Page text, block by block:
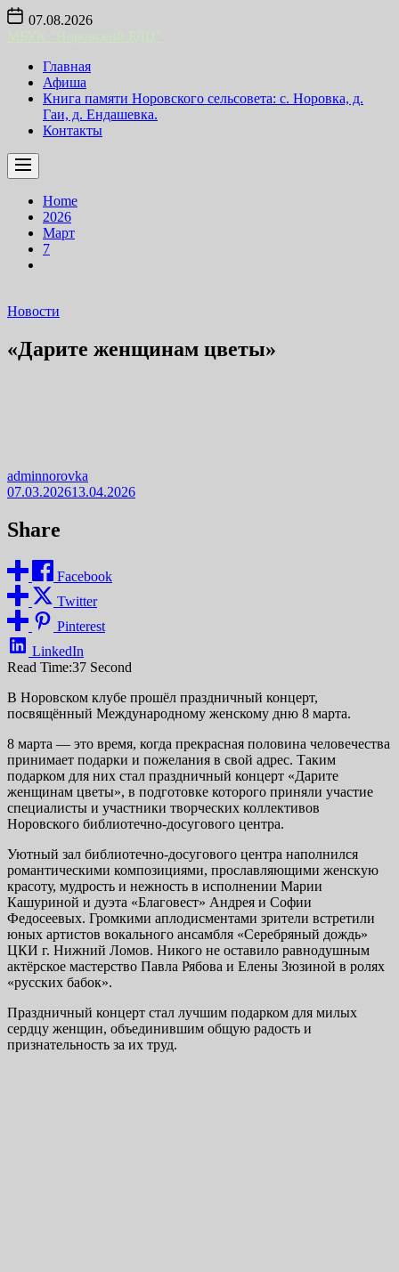
Skip
content
07.08.2026
Главная
Афиша
Книга памяти Норовского сельсовета: с. Норовка, д.
Гаи, д. Ендашевка.
Контакты
Home
2026
Март
7
Новости
«Дарите женщинам цветы»
adminnorovka
07.03.202613.04.2026
Share
Facebook
Twitter
Pinterest
LinkedIn
Read Time:37 Second
В Норовском клубе прошёл праздничный концерт,
посвящённый Международному женскому дню 8 марта.
8 марта — это время, когда прекрасная половина человечества
принимает подарки и пожелания в свой адрес. Таким
подарком для них стал праздничный концерт «Дарите
женщинам цветы», в подготовке которого приняли участие
специалисты и участники творческих коллективов
Норовского библиотечно-досугового центра.
Уютный зал библиотечно-досугового центра наполнился
романтическими композициями, прославляющими женскую
красоту, мудрость и нежность в исполнении Марии
Кашуриной и дуэта «Благовест» Андрея и Софии
Федосеевых. Громкими аплодисментами зрители встретили
юных артистов вокального ансамбля «Серебряный дождь»
ЦКИ г. Нижний Ломов. Никого не оставило равнодушным
актёрское мастерство Павла Рябова и Елены Зюзиной в ролях
«русских бабок».
Праздничный концерт стал лучшим подарком для милых
сердцу женщин, объединившим общую радость и
признательность за их труд.